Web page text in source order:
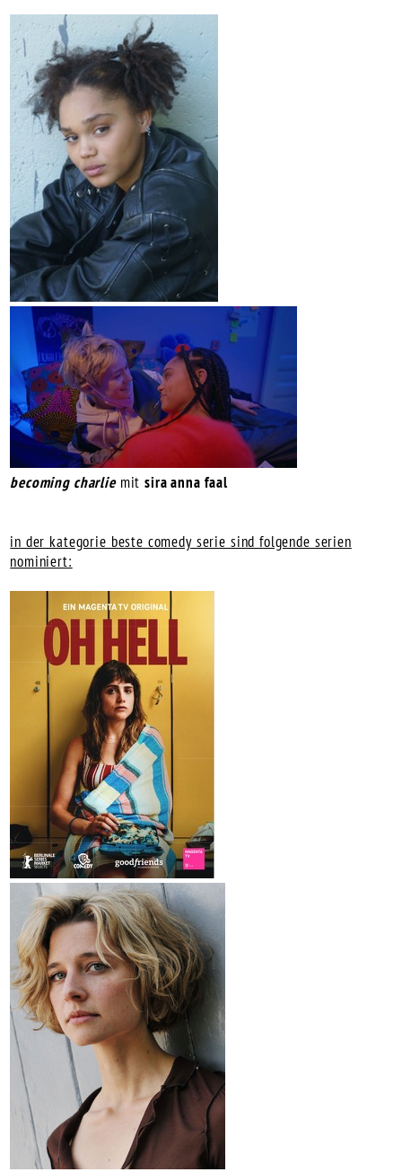
becoming charliemitsira anna faal
in der kategorie beste comedy serie sind folgende serien
nominiert: